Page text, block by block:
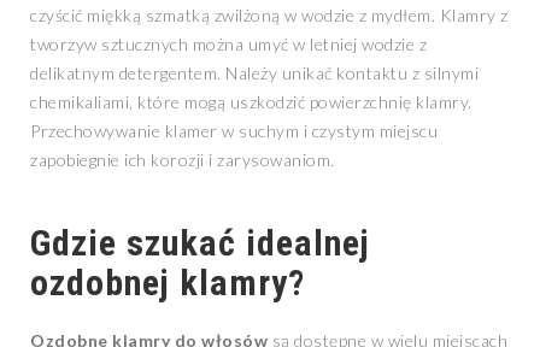
czyścić miękką szmatką zwilżoną w wodzie z mydłem. Klamry z
tworzyw sztucznych można umyć w letniej wodzie z
delikatnym detergentem. Należy unikać kontaktu z silnymi
chemikaliami, które mogą uszkodzić powierzchnię klamry.
Przechowywanie klamer w suchym i czystym miejscu
zapobiegnie ich korozji i zarysowaniom.
Gdzie szukać idealnej
ozdobnej klamry?
Ozdobne klamry do włosów są dostępne w wielu miejscach